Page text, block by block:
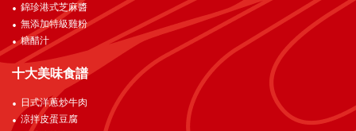
錦珍港式芝麻醬
無添加特級雞粉
糖醋汁
十大美味食譜
日式洋蔥炒牛肉
涼拌皮蛋豆腐